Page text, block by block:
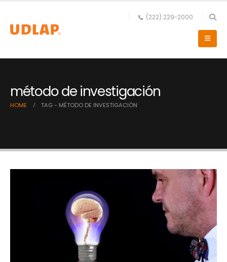
(222) 229-2000
método de investigación
HOME TAG - MÉTODO DE INVESTIGACIÓN